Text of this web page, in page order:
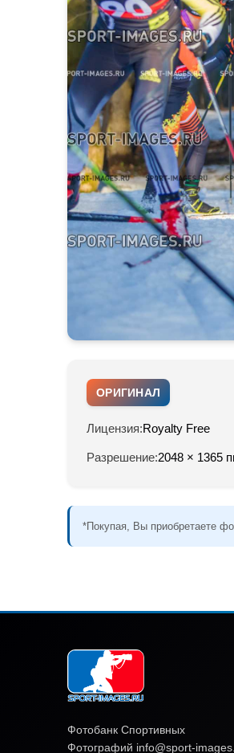
ОРИГИНАЛ
Лицензия:Royalty Free
Разрешение:2048 × 1365
*Покупая, Вы приобретаете
Фотобанк Спортивных
Фотографий info@sport-